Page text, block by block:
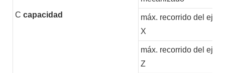
C capacidad
máx. recorrido del eje
X
máx. recorrido del eje
Z